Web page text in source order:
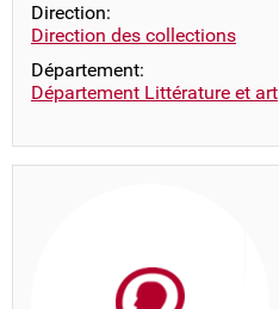
Direction:
Direction des collections
Département:
Département Littérature et art